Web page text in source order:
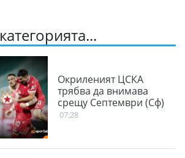
Окриленият ЦСКА
трябва да внимава
срещу Септември (Сф)
07:28